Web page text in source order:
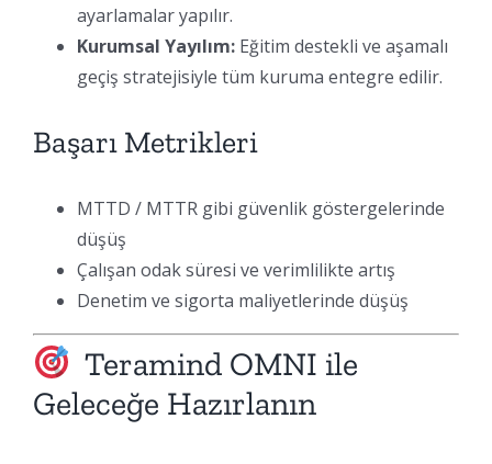
ayarlamalar yapılır.
Kurumsal Yayılım: Eğitim destekli ve aşamalı
geçiş stratejisiyle tüm kuruma entegre edilir.
Başarı Metrikleri
MTTD / MTTR gibi güvenlik göstergelerinde
düşüş
Çalışan odak süresi ve verimlilikte artış
Denetim ve sigorta maliyetlerinde düşüş
Teramind OMNI ile
Geleceğe Hazırlanın